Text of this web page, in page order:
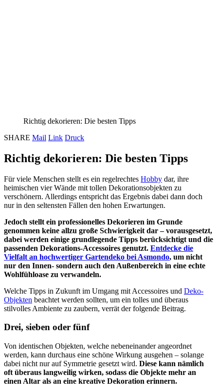
Richtig dekorieren: Die besten Tipps
SHARE Mail Link Druck
Richtig dekorieren: Die besten Tipps
Für viele Menschen stellt es ein regelrechtes Hobby dar, ihre
heimischen vier Wände mit tollen Dekorationsobjekten zu
verschönern. Allerdings entspricht das Ergebnis dabei dann doch
nur in den seltensten Fällen den hohen Erwartungen.
Jedoch stellt ein professionelles Dekorieren im Grunde
genommen keine allzu große Schwierigkeit dar – vorausgesetzt,
dabei werden einige grundlegende Tipps berücksichtigt und die
passenden Dekorations-Accessoires genutzt. Entdecke die
Vielfalt an hochwertiger Gartendeko bei Asmondo, um nicht
nur den Innen- sondern auch den Außenbereich in eine echte
Wohlfühloase zu verwandeln.
Welche Tipps in Zukunft im Umgang mit Accessoires und Deko-
Objekten beachtet werden sollten, um ein tolles und überaus
stilvolles Ambiente zu zaubern, verrät der folgende Beitrag.
Drei, sieben oder fünf
Von identischen Objekten, welche nebeneinander angeordnet
werden, kann durchaus eine schöne Wirkung ausgehen – solange
dabei nicht nur auf Symmetrie gesetzt wird. Diese kann nämlich
oft überaus langweilig wirken, sodass die Objekte mehr an
einen Altar als an eine kreative Dekoration erinnern.